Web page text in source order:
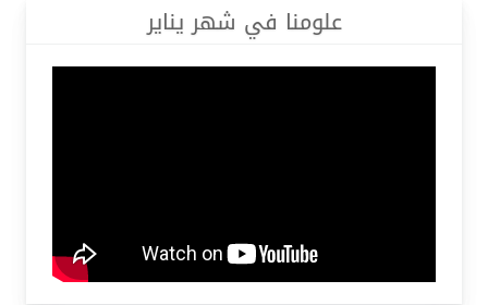
علومنا في شهر يناير